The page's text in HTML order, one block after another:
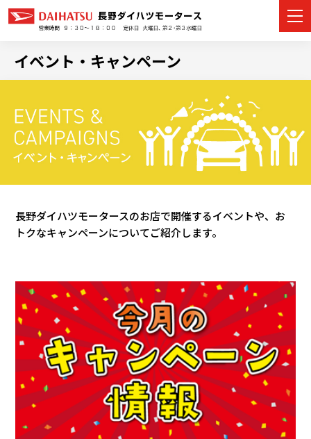
カーラインナップ
展示車・試乗車
店舗情報
イベント・キャンペーン
アフターサポート
会社情報
カタ
リコ
イベント・キャンペーン
長野ダイハツモータースのお店で開催するイベントや、お
トクなキャンペーンについてご紹介します。